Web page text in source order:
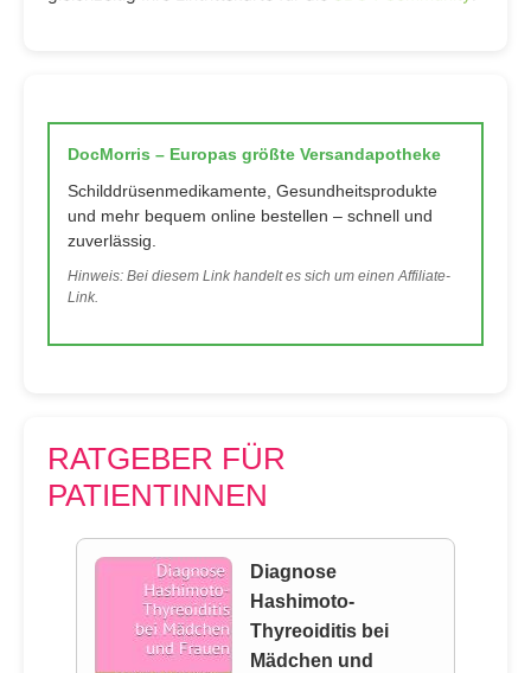
DocMorris – Europas größte Versandapotheke
Schilddrüsenmedikamente, Gesundheitsprodukte
und mehr bequem online bestellen – schnell und
zuverlässig.
Hinweis: Bei diesem Link handelt es sich um einen Affiliate-
Link.
RATGEBER FÜR
PATIENTINNEN
Diagnose
Hashimoto-
Thyreoiditis bei
Mädchen und